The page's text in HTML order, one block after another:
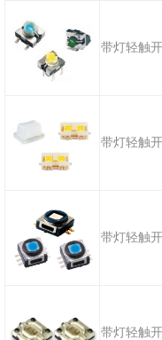
带灯轻触
带灯轻触
带灯轻触
带灯轻触